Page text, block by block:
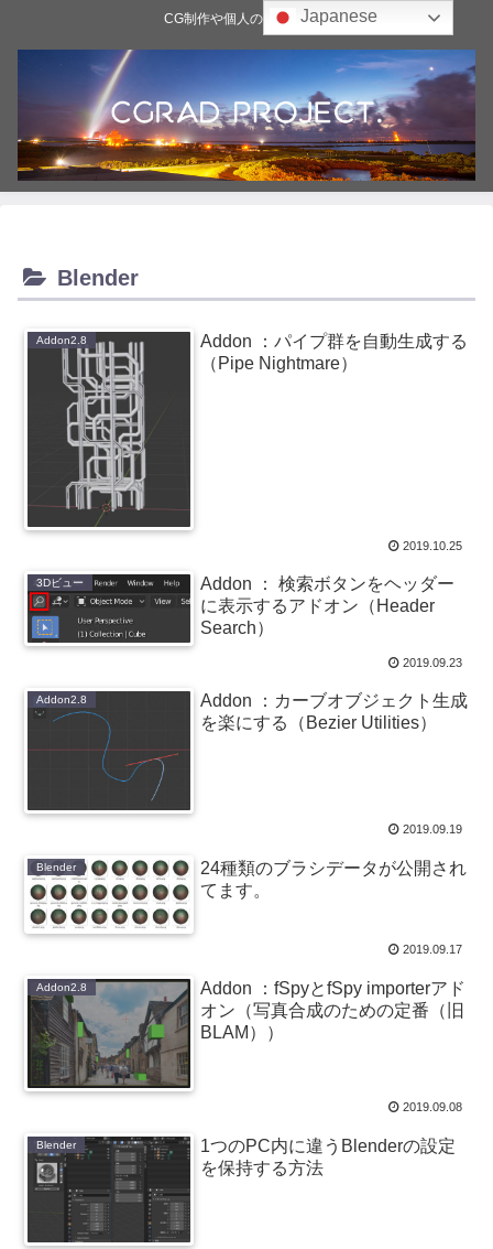
CG制作や個人の雑記ブログ
Blender
Addon2.8
Addon ：パイプ群を自動生成する
（Pipe Nightmare）
2019.10.25
3Dビュー
Addon ： 検索ボタンをヘッダー
に表示するアドオン（Header
Search）
2019.09.23
Addon2.8
Addon ：カーブオブジェクト生成
を楽にする（Bezier Utilities）
2019.09.19
Blender
24種類のブラシデータが公開され
てます。
2019.09.17
Addon2.8
Addon ：fSpyとfSpy importerアド
オン（写真合成のための定番（旧
BLAM））
2019.09.08
Blender
1つのPC内に違うBlenderの設定
を保持する方法
Japanese